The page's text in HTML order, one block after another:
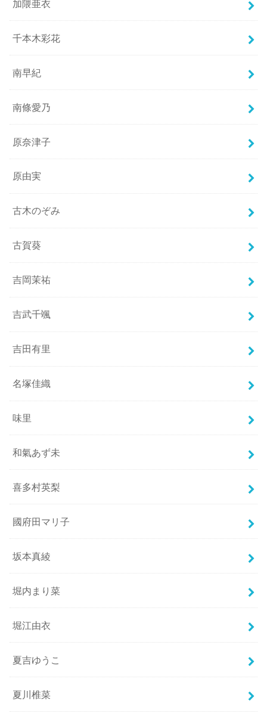
加隈亜衣
千本木彩花
南早紀
南條愛乃
原奈津子
原由実
古木のぞみ
古賀葵
吉岡茉祐
吉武千颯
吉田有里
名塚佳織
味里
和氣あず未
喜多村英梨
國府田マリ子
坂本真綾
堀内まり菜
堀江由衣
夏吉ゆうこ
夏川椎菜